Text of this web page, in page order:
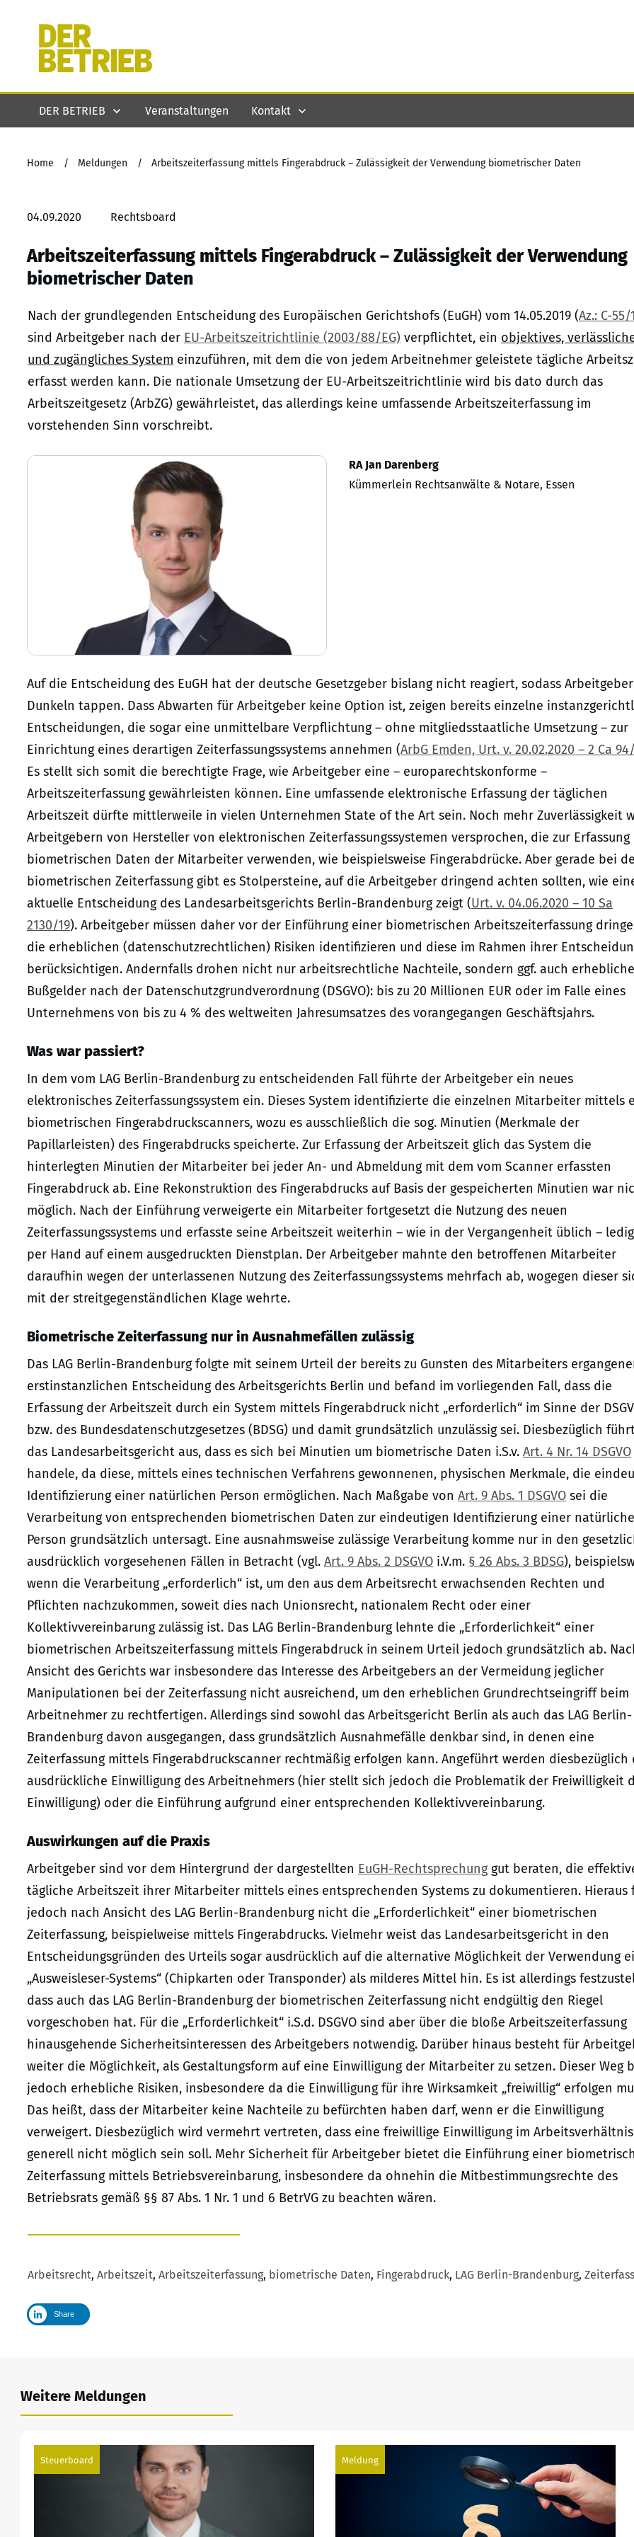
DER BETRIEB Veranstaltungen Kontakt
Home / Meldungen / Arbeitszeiterfassung mittels Fingerabdruck – Zulässigkeit der Verwendung biometrischer Daten
04.09.2020 Rechtsboard
Arbeitszeiterfassung mittels Fingerabdruck – Zulässigkeit der Verwendung
biometrischer Daten
Nach der grundlegenden Entscheidung des Europäischen Gerichtshofs (EuGH) vom 14.05.2019 (Az.: C-55/
sind Arbeitgeber nach der EU-Arbeitszeitrichtlinie (2003/88/EG) verpflichtet, ein objektives,
und zugängliches System einzuführen, mit dem die von jedem Arbeitnehmer geleistete tägliche
erfasst werden kann. Die nationale Umsetzung der EU-Arbeitszeitrichtlinie wird bis dato durch das
Arbeitszeitgesetz (ArbZG) gewährleistet, das allerdings keine umfassende Arbeitszeiterfassung im
vorstehenden Sinn vorschreibt.
RA Jan Darenberg
Kümmerlein Rechtsanwälte & Notare, Essen
Auf die Entscheidung des EuGH hat der deutsche Gesetzgeber bislang nicht reagiert, sodass
Dunkeln tappen. Dass Abwarten für Arbeitgeber keine Option ist, zeigen bereits einzelne
Entscheidungen, die sogar eine unmittelbare Verpflichtung – ohne mitgliedsstaatliche Umsetzung – zur
Einrichtung eines derartigen Zeiterfassungssystems annehmen (ArbG Emden, Urt. v. 20.02.2020 – 2 Ca
Es stellt sich somit die berechtigte Frage, wie Arbeitgeber eine – europarechtskonforme –
Arbeitszeiterfassung gewährleisten können. Eine umfassende elektronische Erfassung der täglichen
Arbeitszeit dürfte mittlerweile in vielen Unternehmen State of the Art sein. Noch mehr Zuverlässigkeit
Arbeitgebern von Hersteller von elektronischen Zeiterfassungssystemen versprochen, die zur Erfassung
biometrischen Daten der Mitarbeiter verwenden, wie beispielsweise Fingerabdrücke. Aber gerade bei
biometrischen Zeiterfassung gibt es Stolpersteine, auf die Arbeitgeber dringend achten sollten, wie
aktuelle Entscheidung des Landesarbeitsgerichts Berlin-Brandenburg zeigt (Urt. v. 04.06.2020 – 10 Sa
2130/19). Arbeitgeber müssen daher vor der Einführung einer biometrischen Arbeitszeiterfassung
die erheblichen (datenschutzrechtlichen) Risiken identifizieren und diese im Rahmen ihrer
berücksichtigen. Andernfalls drohen nicht nur arbeitsrechtliche Nachteile, sondern ggf. auch erhebliche
Bußgelder nach der Datenschutzgrundverordnung (DSGVO): bis zu 20 Millionen EUR oder im Falle eines
Unternehmens von bis zu 4 % des weltweiten Jahresumsatzes des vorangegangen Geschäftsjahrs.
Was war passiert?
In dem vom LAG Berlin-Brandenburg zu entscheidenden Fall führte der Arbeitgeber ein neues
elektronisches Zeiterfassungssystem ein. Dieses System identifizierte die einzelnen Mitarbeiter mittels
biometrischen Fingerabdruckscanners, wozu es ausschließlich die sog. Minutien (Merkmale der
Papillarleisten) des Fingerabdrucks speicherte. Zur Erfassung der Arbeitszeit glich das System die
hinterlegten Minutien der Mitarbeiter bei jeder An- und Abmeldung mit dem vom Scanner erfassten
Fingerabdruck ab. Eine Rekonstruktion des Fingerabdrucks auf Basis der gespeicherten Minutien war
möglich. Nach der Einführung verweigerte ein Mitarbeiter fortgesetzt die Nutzung des neuen
Zeiterfassungssystems und erfasste seine Arbeitszeit weiterhin – wie in der Vergangenheit üblich –
per Hand auf einem ausgedruckten Dienstplan. Der Arbeitgeber mahnte den betroffenen Mitarbeiter
daraufhin wegen der unterlassenen Nutzung des Zeiterfassungssystems mehrfach ab, wogegen dieser
mit der streitgegenständlichen Klage wehrte.
Biometrische Zeiterfassung nur in Ausnahmefällen zulässig
Das LAG Berlin-Brandenburg folgte mit seinem Urteil der bereits zu Gunsten des Mitarbeiters
erstinstanzlichen Entscheidung des Arbeitsgerichts Berlin und befand im vorliegenden Fall, dass die
Erfassung der Arbeitszeit durch ein System mittels Fingerabdruck nicht „erforderlich“ im Sinne der
bzw. des Bundesdatenschutzgesetzes (BDSG) und damit grundsätzlich unzulässig sei. Diesbezüglich
das Landesarbeitsgericht aus, dass es sich bei Minutien um biometrische Daten i.S.v. Art. 4 Nr. 14 DSGVO
handele, da diese, mittels eines technischen Verfahrens gewonnenen, physischen Merkmale, die
Identifizierung einer natürlichen Person ermöglichen. Nach Maßgabe von Art. 9 Abs. 1 DSGVO sei die
Verarbeitung von entsprechenden biometrischen Daten zur eindeutigen Identifizierung einer
Person grundsätzlich untersagt. Eine ausnahmsweise zulässige Verarbeitung komme nur in den
ausdrücklich vorgesehenen Fällen in Betracht (vgl. Art. 9 Abs. 2 DSGVO i.V.m. § 26 Abs. 3 BDSG),
wenn die Verarbeitung „erforderlich“ ist, um den aus dem Arbeitsrecht erwachsenden Rechten und
Pflichten nachzukommen, soweit dies nach Unionsrecht, nationalem Recht oder einer
Kollektivvereinbarung zulässig ist. Das LAG Berlin-Brandenburg lehnte die „Erforderlichkeit“ einer
biometrischen Arbeitszeiterfassung mittels Fingerabdruck in seinem Urteil jedoch grundsätzlich ab.
Ansicht des Gerichts war insbesondere das Interesse des Arbeitgebers an der Vermeidung jeglicher
Manipulationen bei der Zeiterfassung nicht ausreichend, um den erheblichen Grundrechtseingriff beim
Arbeitnehmer zu rechtfertigen. Allerdings sind sowohl das Arbeitsgericht Berlin als auch das LAG Berlin-
Brandenburg davon ausgegangen, dass grundsätzlich Ausnahmefälle denkbar sind, in denen eine
Zeiterfassung mittels Fingerabdruckscanner rechtmäßig erfolgen kann. Angeführt werden diesbezüglich
ausdrückliche Einwilligung des Arbeitnehmers (hier stellt sich jedoch die Problematik der Freiwilligkeit
Einwilligung) oder die Einführung aufgrund einer entsprechenden Kollektivvereinbarung.
Auswirkungen auf die Praxis
Arbeitgeber sind vor dem Hintergrund der dargestellten EuGH-Rechtsprechunggut beraten, die
tägliche Arbeitszeit ihrer Mitarbeiter mittels eines entsprechenden Systems zu dokumentieren. Hieraus
jedoch nach Ansicht des LAG Berlin-Brandenburg nicht die „Erforderlichkeit“ einer biometrischen
Zeiterfassung, beispielweise mittels Fingerabdrucks. Vielmehr weist das Landesarbeitsgericht in den
Entscheidungsgründen des Urteils sogar ausdrücklich auf die alternative Möglichkeit der Verwendung
„Ausweisleser-Systems“ (Chipkarten oder Transponder) als milderes Mittel hin. Es ist allerdings
dass auch das LAG Berlin-Brandenburg der biometrischen Zeiterfassung nicht endgültig den Riegel
vorgeschoben hat. Für die „Erforderlichkeit“ i.S.d. DSGVO sind aber über die bloße Arbeitszeiterfassung
hinausgehende Sicherheitsinteressen des Arbeitgebers notwendig. Darüber hinaus besteht für
weiter die Möglichkeit, als Gestaltungsform auf eine Einwilligung der Mitarbeiter zu setzen. Dieser Weg
jedoch erhebliche Risiken, insbesondere da die Einwilligung für ihre Wirksamkeit „freiwillig“ erfolgen
Das heißt, dass der Mitarbeiter keine Nachteile zu befürchten haben darf, wenn er die Einwilligung
verweigert. Diesbezüglich wird vermehrt vertreten, dass eine freiwillige Einwilligung im Arbeitsverhältnis
generell nicht möglich sein soll. Mehr Sicherheit für Arbeitgeber bietet die Einführung einer
Zeiterfassung mittels Betriebsvereinbarung, insbesondere da ohnehin die Mitbestimmungsrechte des
Betriebsrats gemäß §§ 87 Abs. 1 Nr. 1 und 6 BetrVG zu beachten wären.
Arbeitsrecht, Arbeitszeit, Arbeitszeiterfassung, biometrische Daten, Fingerabdruck, LAG Berlin-Brandenburg,
Share
Weitere Meldungen
Steuerboard Meldung